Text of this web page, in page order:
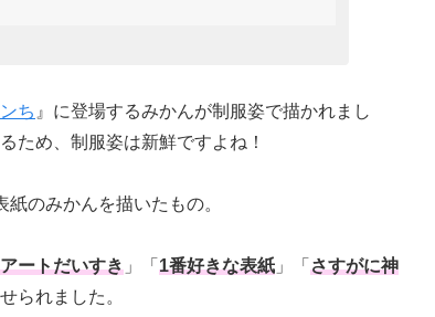
ち 』に登場するみかんが制服姿で描かれまし
ため、制服姿は新鮮ですよね！
のみかんを描いたもの。
ートだいすき 」「 1番好きな表紙 」「 さすがに神
られました。